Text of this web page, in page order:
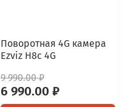
Поворотная 4G камера
Ezviz H8c 4G
9 990.00 ₽
6 990.00 ₽